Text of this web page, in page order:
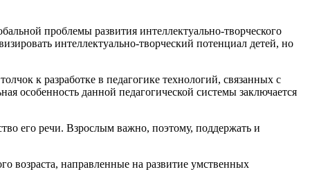
проблемы развития интеллектуально-творческого
интеллектуально-творческий потенциал детей, но
к разработке в педагогике технологий, связанных с
особенность данной педагогической системы заключается
его речи. Взрослым важно, поэтому, поддержать и
возраста, направленные на развитие умственных